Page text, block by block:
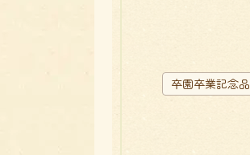
卒園卒業記念品